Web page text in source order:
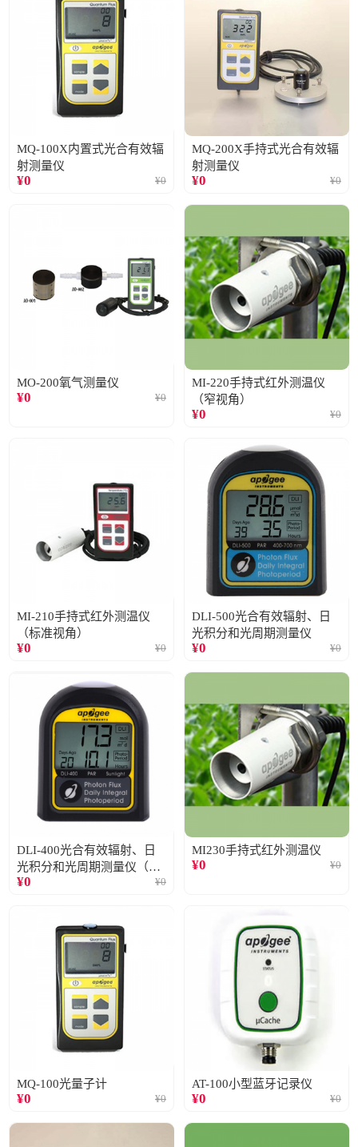
MQ-100X内置式光合有效辐
射测量仪
¥0 ¥0
MQ-200X手持式光合有效辐
射测量仪
¥0 ¥0
MO-200氧气测量仪
¥0 ¥0
MI-220手持式红外测温仪
（窄视角）
¥0 ¥0
MI-210手持式红外测温仪
（标准视角）
¥0 ¥0
DLI-500光合有效辐射、日
光积分和光周期测量仪
¥0 ¥0
DLI-400光合有效辐射、日
光积分和光周期测量仪（仅
阳光）
¥0 ¥0
MI230手持式红外测温仪
¥0 ¥0
MQ-100光量子计
¥0 ¥0
AT-100小型蓝牙记录仪
¥0 ¥0